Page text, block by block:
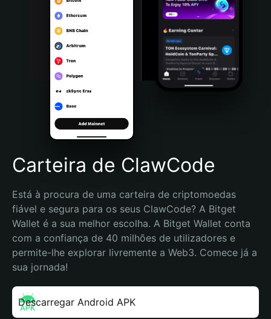
Português (Portugal)
Bahasa Indonesia
Português (Brasil)
Español (Argentina)
Carteira de ClawCode
Está à procura de uma carteira de criptomoedas
fiável e segura para os seus ClawCode? A Bitget
Wallet é a sua melhor escolha. A Bitget Wallet conta
com a confiança de 40 milhões de utilizadores e
permite-lhe explorar livremente a Web3. Comece já a
sua jornada!
Descarregar Android APK